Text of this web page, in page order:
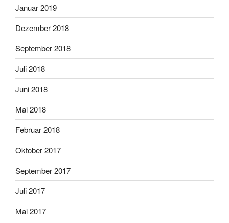
Januar 2019
Dezember 2018
September 2018
Juli 2018
Juni 2018
Mai 2018
Februar 2018
Oktober 2017
September 2017
Juli 2017
Mai 2017